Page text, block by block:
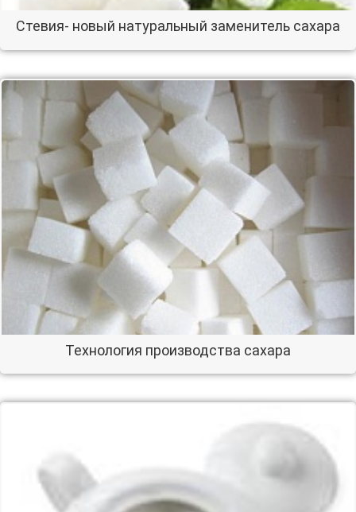
Cтевия- новый натуральный заменитель сахара
Технология производства сахара